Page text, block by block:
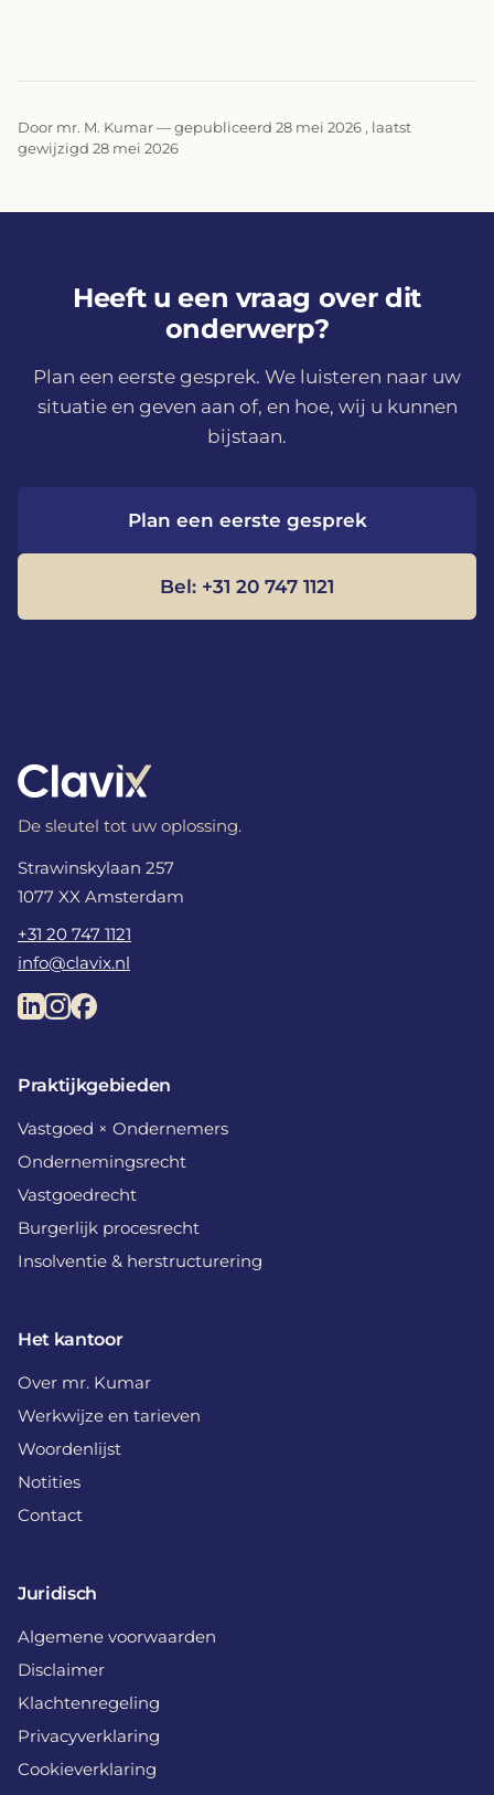
Door mr. M. Kumar — gepubliceerd 28 mei 2026 , laatst
gewijzigd 28 mei 2026
Heeft u een vraag over dit
onderwerp?
Plan een eerste gesprek. We luisteren naar uw
situatie en geven aan of, en hoe, wij u kunnen
bijstaan.
Plan een eerste gesprek
Bel: +31 20 747 1121
De sleutel tot uw oplossing.
Strawinskylaan 257
1077 XX Amsterdam
+31 20 747 1121
info@clavix.nl
Praktijkgebieden
Vastgoed × Ondernemers
Ondernemingsrecht
Vastgoedrecht
Burgerlijk procesrecht
Insolventie & herstructurering
Het kantoor
Over mr. Kumar
Werkwijze en tarieven
Woordenlijst
Notities
Contact
Juridisch
Algemene voorwaarden
Disclaimer
Klachtenregeling
Privacyverklaring
Cookieverklaring